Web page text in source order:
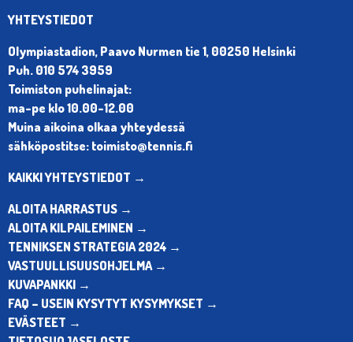
YHTEYSTIEDOT
Olympiastadion, Paavo Nurmen tie 1, 00250 Helsinki
Puh. 010 574 3959
Toimiston puhelinajat:
ma-pe klo 10.00-12.00
Muina aikoina olkaa yhteydessä
sähköpostitse: toimisto@tennis.fi
KAIKKI YHTEYSTIEDOT →
ALOITA HARRASTUS →
ALOITA KILPAILEMINEN →
TENNIKSEN STRATEGIA 2024 →
VASTUULLISUUSOHJELMA →
KUVAPANKKI →
FAQ – USEIN KYSYTYT KYSYMYKSET →
EVÄSTEET →